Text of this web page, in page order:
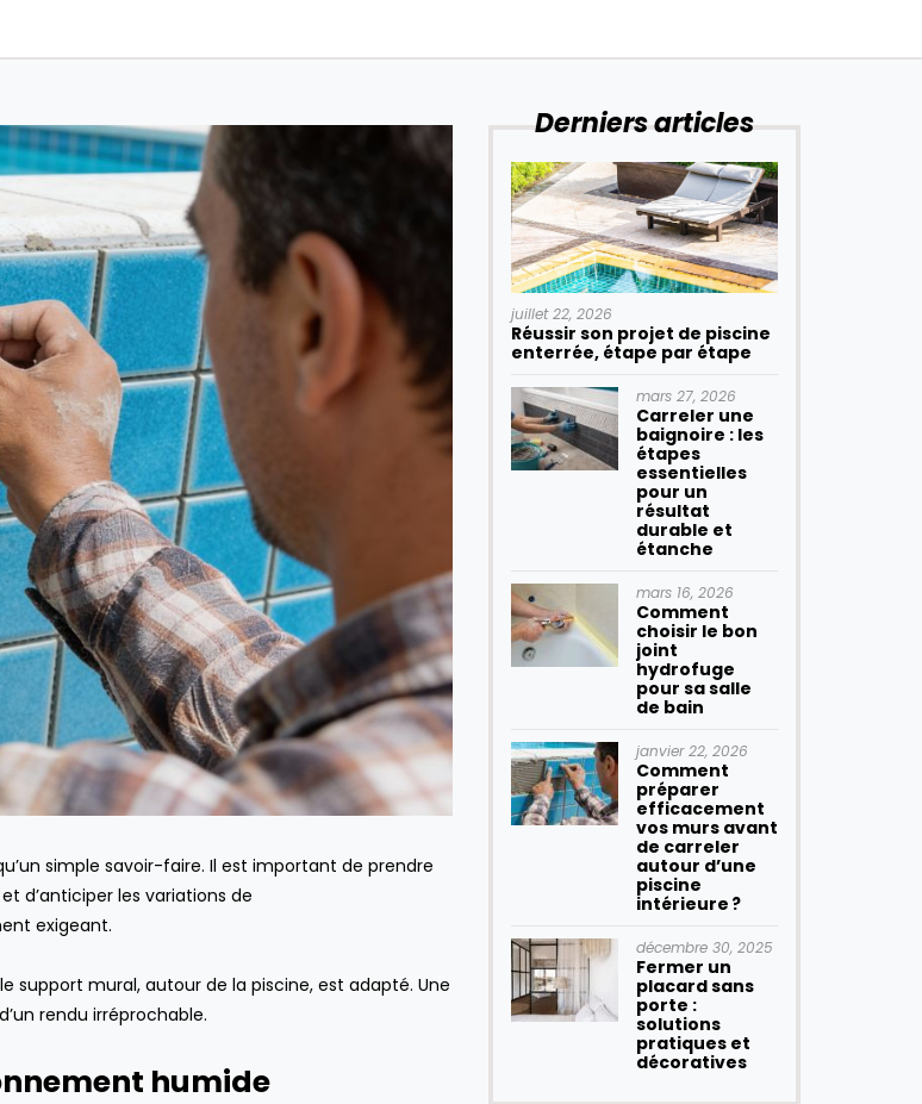
simple savoir-faire. Il est important de prendre
d’anticiper les variations de
exigeant.
support mural, autour de la piscine, est adapté. Une
rendu irréprochable.
humide
Derniers articles
juillet 22, 2026
Réussir son projet de piscine
enterrée, étape par étape
mars 27, 2026
Carreler une
baignoire : les
étapes
essentielles
pour un
résultat
durable et
étanche
mars 16, 2026
Comment
choisir le bon
joint
hydrofuge
pour sa salle
de bain
janvier 22, 2026
Comment
préparer
efficacement
vos murs avant
de carreler
autour d’une
piscine
intérieure ?
décembre 30, 2025
Fermer un
placard sans
porte :
solutions
pratiques et
décoratives